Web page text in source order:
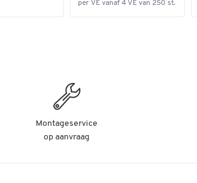
per VE vanaf 4 VE van 250 st.
Montageservice
op aanvraag